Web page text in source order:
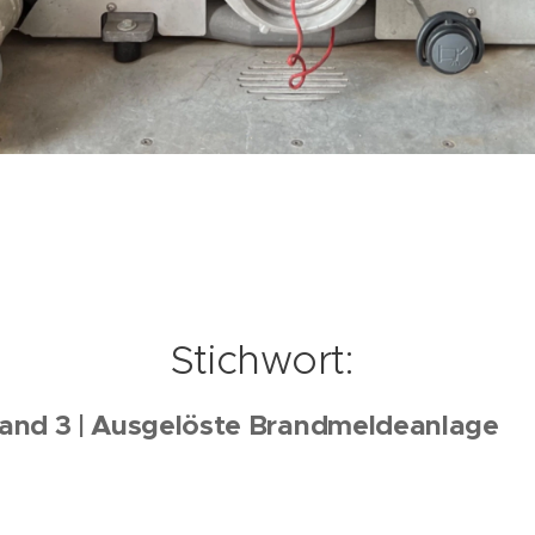
Stichwort:
3 | Ausgelöste